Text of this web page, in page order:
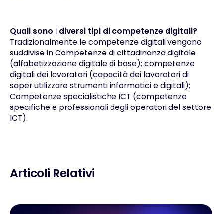
Quali sono i diversi tipi di competenze digitali?
Tradizionalmente le competenze digitali vengono
suddivise in Competenze di cittadinanza digitale
(alfabetizzazione digitale di base); competenze
digitali dei lavoratori (capacità dei lavoratori di
saper utilizzare strumenti informatici e digitali);
Competenze specialistiche ICT (competenze
specifiche e professionali degli operatori del settore
ICT).
Articoli Relativi